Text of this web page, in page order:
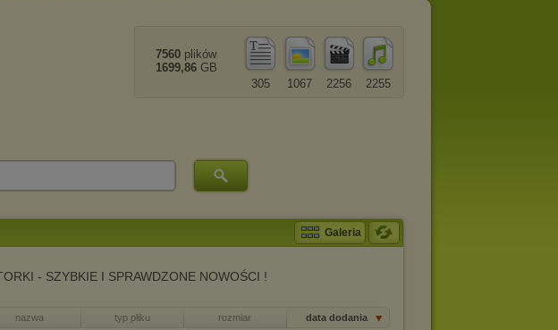
2255
2256
1067
305
7560 plików
1699,86 GB
Galeria
nazwa typ pliku rozmiar data dodania